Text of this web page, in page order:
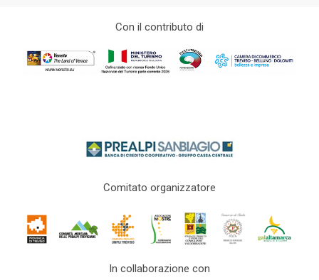
Con il contributo di
Comitato organizzatore
In collaborazione con